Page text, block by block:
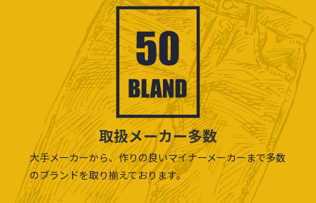
取扱メーカー多数
大手メーカーから、作りの良いマイナーメーカーまで多数
のブランドを取り揃えております。